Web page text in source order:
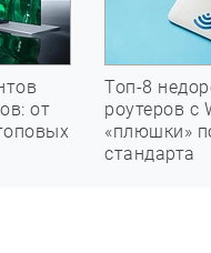
от
Топ-8
роутеров с
«плюшки»
стандарта